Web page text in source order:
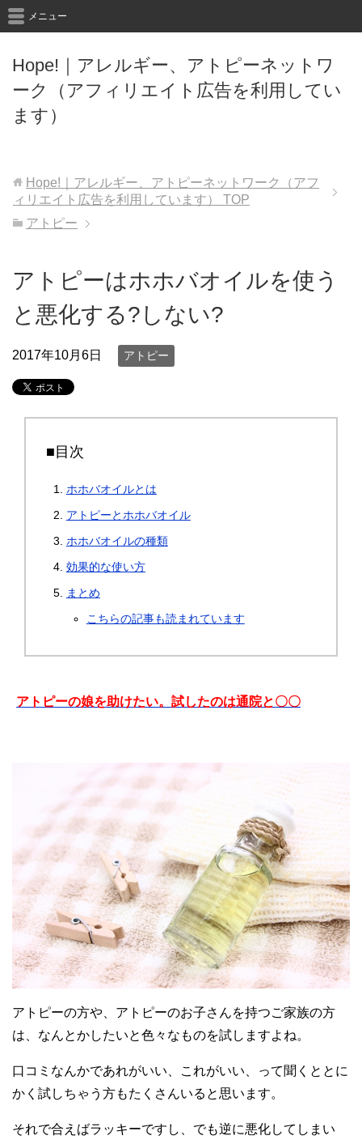
Hope!｜アレルギー、アトピーネットワ
ーク（アフィリエイト広告を利用してい
ます）
メニュー
Hope!｜アレルギー、アトピーネットワーク（アフ
ィリエイト広告を利用しています）
TOP
アトピー
アトピーはホホバオイルを使う
と悪化する?しない?
2017年10月6日 アトピー
■目次
ホホバオイルとは
アトピーとホホバオイル
ホホバオイルの種類
効果的な使い方
まとめ
こちらの記事も読まれています
アトピーの娘を助けたい。試したのは通院と〇〇
アトピーの方や、アトピーのお子さんを持つご家族の方
は、なんとかしたいと色々なものを試しますよね。
口コミなんかであれがいい、これがいい、って聞くととに
かく試しちゃう方もたくさんいると思います。
それで合えばラッキーですし、でも逆に悪化してしまい